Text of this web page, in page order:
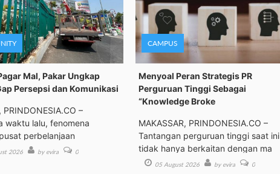
Mal, Pakar Ungkap
Persepsi dan Komunikasi
PRINDONESIA.CO –
waktu lalu, fenomena
perbelanjaan
2026 by evira 0
CAMPUS
Menyoal Peran Strategis PR
Perguruan Tinggi Sebagai
“Knowledge Broke
MAKASSAR, PRINDONESIA.CO –
Tantangan perguruan tinggi saat ini
tidak hanya berkaitan dengan ma
05 August 2026 by evira 0